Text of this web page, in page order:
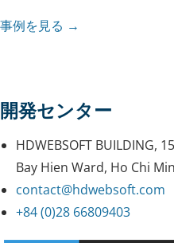
事例を見る →
開発センター
HDWEBSOFT BUILDING,
Bay Hien Ward, Ho Chi
contact@hdwebsoft.com
+84 (0)28 66809403